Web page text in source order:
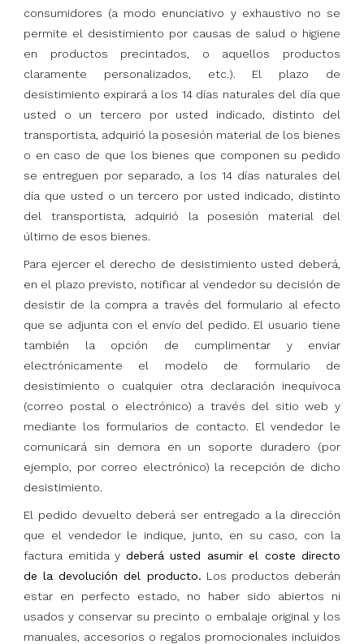
consumidores (a modo enunciativo y exhaustivo no se
permite el desistimiento por causas de salud o higiene
en productos precintados, o aquellos productos
claramente personalizados, etc.). El plazo de
desistimiento expirará a los 14 días naturales del día que
usted o un tercero por usted indicado, distinto del
transportista, adquirió la posesión material de los bienes
o en caso de que los bienes que componen su pedido
se entreguen por separado, a los 14 días naturales del
día que usted o un tercero por usted indicado, distinto
del transportista, adquirió la posesión material del
último de esos bienes.
Para ejercer el derecho de desistimiento usted deberá,
en el plazo previsto, notificar al vendedor su decisión de
desistir de la compra a través del formulario al efecto
que se adjunta con el envío del pedido. El usuario tiene
también la opción de cumplimentar y enviar
electrónicamente el modelo de formulario de
desistimiento o cualquier otra declaración inequívoca
(correo postal o electrónico) a través del sitio web y
mediante los formularios de contacto. El vendedor le
comunicará sin demora en un soporte duradero (por
ejemplo, por correo electrónico) la recepción de dicho
desistimiento.
El pedido devuelto deberá ser entregado a la dirección
que el vendedor le indique, junto, en su caso, con la
factura emitida y deberá usted asumir el coste directo
de la devolución del producto. Los productos deberán
estar en perfecto estado, no haber sido abiertos ni
usados y conservar su precinto o embalaje original y los
manuales, accesorios o regalos promocionales incluidos